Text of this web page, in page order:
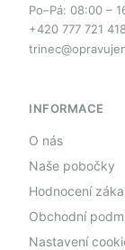
Po–Pá: 08:00 –
+420 777 721 418
INFORMACE
O nás
Naše pobočky
Hodnocení
Obchodní
Nastavení